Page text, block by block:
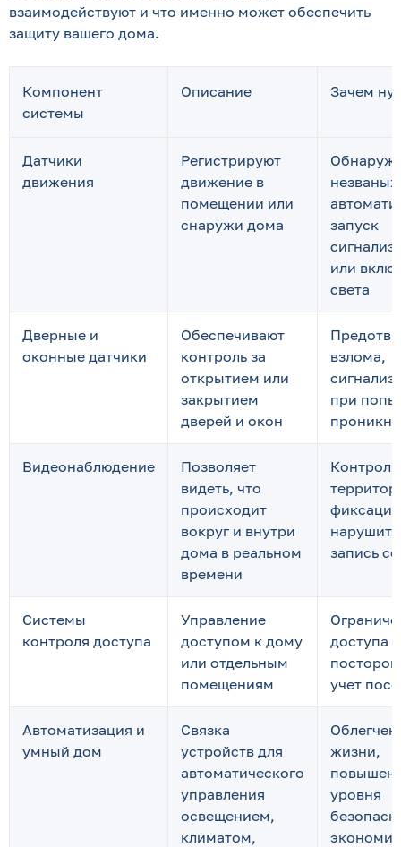
взаимодействуют и что именно может обеспечить
защиту вашего дома.
Компонент
системы
Описание Зачем
Датчики
движения
Регистрируют
движение в
помещении или
снаружи дома
незваных
запуск
или
света
Дверные и
оконные датчики
Обеспечивают
контроль за
открытием или
закрытием
дверей и окон
взлома,
при
Видеонаблюдение
Позволяет
видеть, что
происходит
вокруг и внутри
дома в реальном
времени
Контроль
фиксация
запись
Системы
контроля доступа
Управление
доступом к дому
или отдельным
помещениям
доступа
учет
Автоматизация и
умный дом
Связка
устройств для
автоматического
управления
освещением,
климатом,
жизни,
уровня
экономия